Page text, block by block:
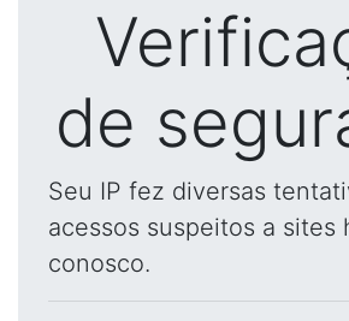
de
Seu IP fez diversas
acessos suspeitos a sites
conosco.